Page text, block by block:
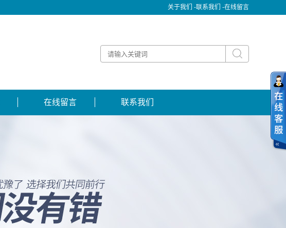
关于我们 -联系我们 -在线留言
在线留言 联系我们